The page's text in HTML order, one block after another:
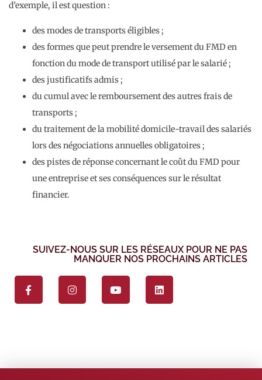
d’exemple, il est question :
des modes de transports éligibles ;
des formes que peut prendre le versement du FMD en
fonction du mode de transport utilisé par le salarié ;
des justificatifs admis ;
du cumul avec le remboursement des autres frais de
transports ;
du traitement de la mobilité domicile-travail des salariés
lors des négociations annuelles obligatoires ;
des pistes de réponse concernant le coût du FMD pour
une entreprise et ses conséquences sur le résultat
financier.
SUIVEZ-NOUS SUR LES RÉSEAUX POUR NE PAS
MANQUER NOS PROCHAINS ARTICLES